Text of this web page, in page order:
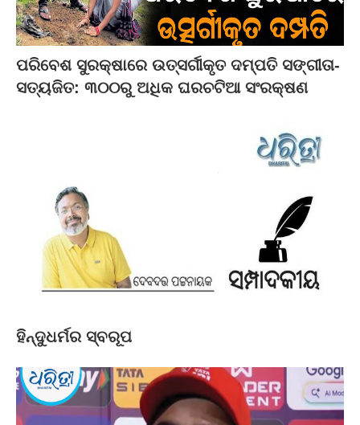
ପରିବେଶ ସୁରକ୍ଷାରେ ଉତ୍ସର୍ଗୀକୃତ ଦମ୍ପତି ସଙ୍ଗୀତା-
ସତ୍ୟଜିତ: ୩୦୦ରୁ ଅଧିକ ଘରଚଟିଆ ସଂରକ୍ଷଣ
ହିନ୍ଦୁଧର୍ମର ସ୍ବରୂପ